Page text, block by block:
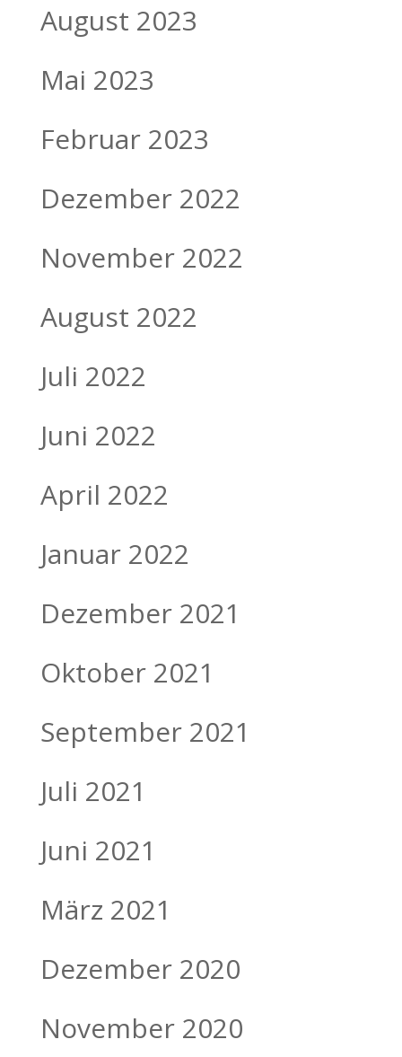
August 2023
Mai 2023
Februar 2023
Dezember 2022
November 2022
August 2022
Juli 2022
Juni 2022
April 2022
Januar 2022
Dezember 2021
Oktober 2021
September 2021
Juli 2021
Juni 2021
März 2021
Dezember 2020
November 2020